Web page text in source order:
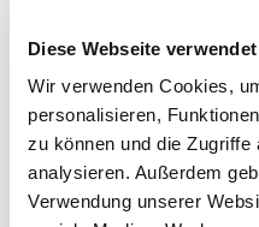
Diese Webseite
Wir verwenden Cookies,
personalisieren,
zu können und die
analysieren. Außerdem
Verwendung unserer